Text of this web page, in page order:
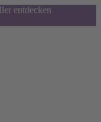
entdecken